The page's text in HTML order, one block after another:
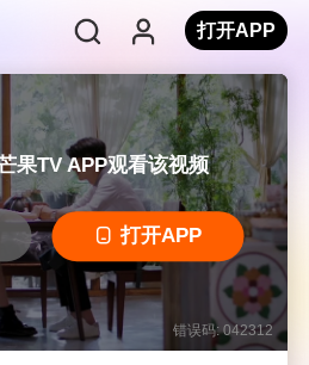
打开APP
果TV APP观看该视频
打开APP
错误码: 042312